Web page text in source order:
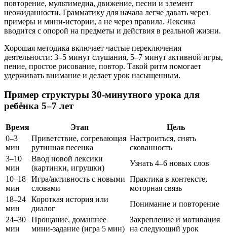
повторение, мультимедиа, движение, песни и элемент
неожиданности. Грамматику для начала легче давать через
примеры и мини‑истории, а не через правила. Лексика
вводится с опорой на предметы и действия в реальной жизни.
Хорошая методика включает частые переключения
деятельности: 3–5 минут слушания, 5–7 минут активной игры,
пение, простое рисование, повтор. Такой ритм помогает
удерживать внимание и делает урок насыщенным.
Пример структуры 30‑минутного урока для
ребёнка 5–7 лет
Время Этап
Цель
0–3
мин
Приветствие, согревающая
рутинная песенка
Настроиться, снять
скованность
3–10
мин
Ввод новой лексики
(картинки, игрушки)
Узнать 4–6 новых слов
10–18
мин
Игра/активность с новыми
словами
Практика в контексте,
моторная связь
18–24
мин
Короткая история или
диалог
Понимание и повторение
24–30
мин
Прощание, домашнее
мини‑задание (игра 5 мин)
Закрепление и мотивация
на следующий урок